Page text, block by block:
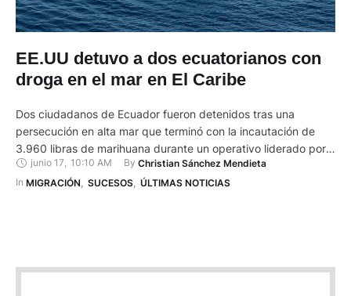
EE.UU detuvo a dos ecuatorianos con
droga en el mar en El Caribe
Dos ciudadanos de Ecuador fueron detenidos tras una
persecución en alta mar que terminó con la incautación de
3.960 libras de marihuana durante un operativo liderado por
autoridades de los Estados Unidos (EE.UU). La intervención
comenzó el 11 de junio, cuando un avión P-3 de Jacksonville,
junio 17, 10:10 AM By Christian Sánchez Mendieta
In MIGRACIÓN SUCESOS, ÚLTIMAS NOTICIAS